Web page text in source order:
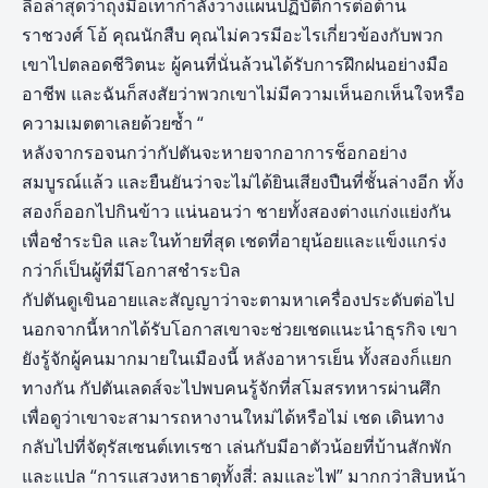
ลือล่าสุดว่าถุงมือเทากำลังวางแผนปฏิบัติการต่อต้าน
ราชวงศ์ โอ้ คุณนักสืบ คุณไม่ควรมีอะไรเกี่ยวข้องกับพวก
เขาไปตลอดชีวิตนะ ผู้คนที่นั่นล้วนได้รับการฝึกฝนอย่างมือ
อาชีพ และฉันก็สงสัยว่าพวกเขาไม่มีความเห็นอกเห็นใจหรือ
ความเมตตาเลยด้วยซ้ำ “
หลังจากรอจนกว่ากัปตันจะหายจากอาการช็อกอย่าง
สมบูรณ์แล้ว และยืนยันว่าจะไม่ได้ยินเสียงปืนที่ชั้นล่างอีก ทั้ง
สองก็ออกไปกินข้าว แน่นอนว่า ชายทั้งสองต่างแก่งแย่งกัน
เพื่อชำระบิล และในท้ายที่สุด เชดที่อายุน้อยและแข็งแกร่ง
กว่าก็เป็นผู้ที่มีโอกาสชำระบิล
กัปตันดูเขินอายและสัญญาว่าจะตามหาเครื่องประดับต่อไป
นอกจากนี้หากได้รับโอกาสเขาจะช่วยเชดแนะนำธุรกิจ เขา
ยังรู้จักผู้คนมากมายในเมืองนี้ หลังอาหารเย็น ทั้งสองก็แยก
ทางกัน กัปตันเลดส์จะไปพบคนรู้จักที่สโมสรทหารผ่านศึก
เพื่อดูว่าเขาจะสามารถหางานใหม่ได้หรือไม่ เชด เดินทาง
กลับไปที่จัตุรัสเซนต์เทเรซา เล่นกับมีอาตัวน้อยที่บ้านสักพัก
และแปล “การแสวงหาธาตุทั้งสี่: ลมและไฟ” มากกว่าสิบหน้า